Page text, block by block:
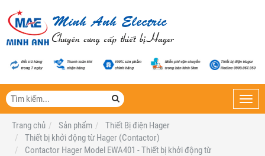
Trang chủ
Sản phẩm
Thiết Bị điện Hager
Thiết bị khởi động từ Hager (Contactor)
Contactor Hager Model EWA401 - Thiết bị khởi động từ